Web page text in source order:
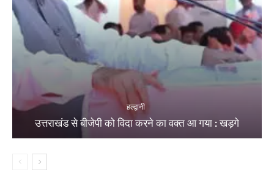
हल्द्वानी
उत्तराखंड से बीजेपी को विदा करने का वक्त आ गया : खड़गे